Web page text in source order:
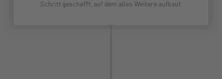
Schritt geschafft, auf dem alles Weitere aufbaut.